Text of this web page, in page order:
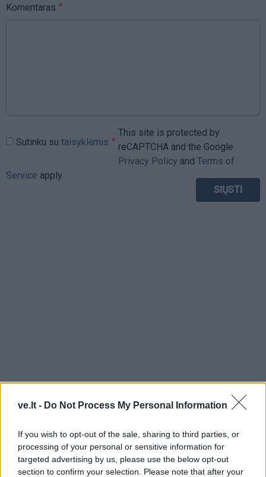
ve.lt - Do Not Process My Personal Information
If you wish to opt-out of the sale, sharing to third parties, or
processing of your personal or sensitive information for
targeted advertising by us, please use the below opt-out
section to confirm your selection. Please note that after your
Komentaras
Sutinku su taisyklėmis
This site is protected by
reCAPTCHA and the Google
Privacy Policy and Terms of
Service apply.